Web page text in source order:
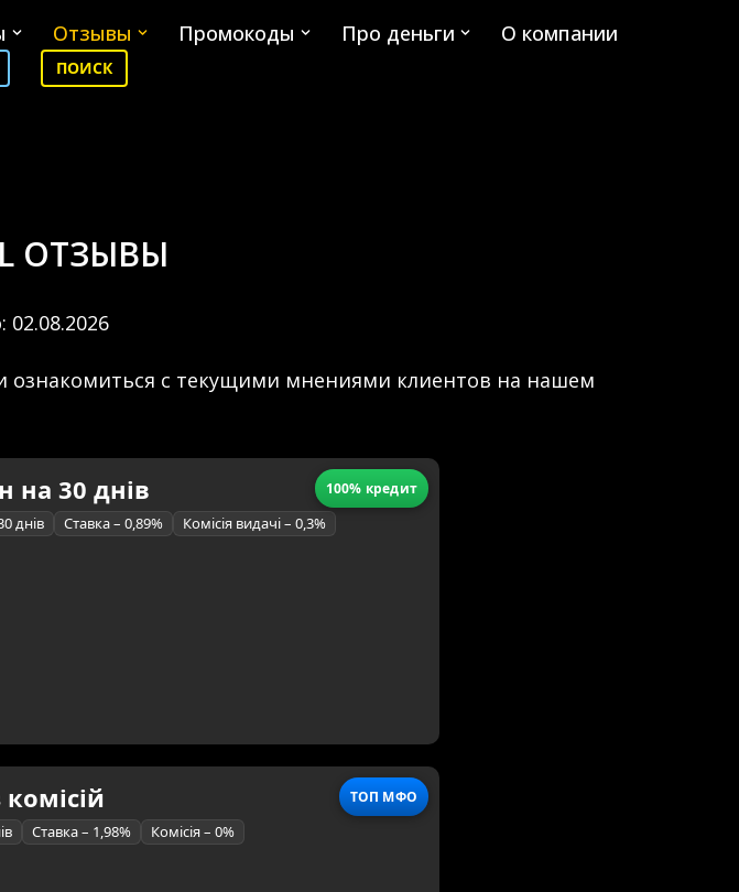
Отзывы Промокоды Про деньги
О компании
ПОИСК
ОТЗЫВЫ
с текущими мнениями клиентов на нашем
100% кредит
на 30 днів
днів Ставка – 0,89%
Комісія видачі – 0,3%
ТОП МФО
Ставка – 1,98% Комісія – 0%